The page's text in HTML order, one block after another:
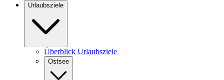
Urlaubsziele
Überblick Urlaubsziele
Ostsee